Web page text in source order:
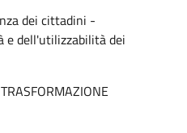
dei cittadini -
e dell'utilizzabilità dei